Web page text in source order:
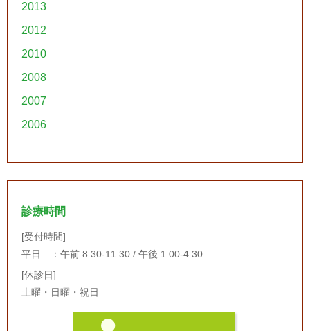
2013
2012
2010
2008
2007
2006
診療時間
[受付時間]
平日 ：午前 8:30-11:30 / 午後 1:00-4:30
[休診日]
土曜・日曜・祝日